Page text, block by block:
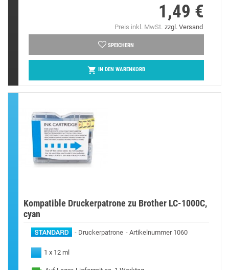
1,49 €
Preis inkl. MwSt. zzgl. Versand
SPEICHERN
 IN DEN WARENKORB
Kompatible Druckerpatrone zu Brother LC-1000C,
cyan
Druckerpatrone Artikelnummer 1060
1 x 12 ml